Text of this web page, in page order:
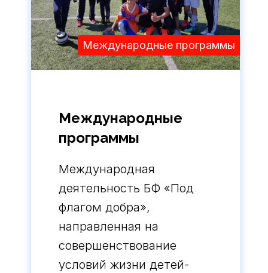
Международные программы
Международные
программы
Международная
деятельность БФ «Под
флагом добра»,
направленная на
совершенствование
условий жизни детей-